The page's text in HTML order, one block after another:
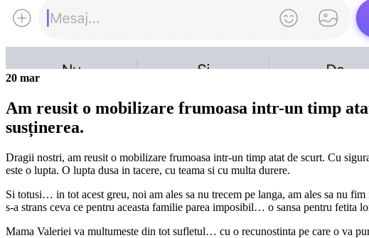
20 mar
Am reusit o mobilizare frumoasa intr-un timp
susținerea.
Dragii nostri, am reusit o mobilizare frumoasa intr-un timp atat de scurt. Cu
este o lupta. O lupta dusa in tacere, cu teama si cu multa durere.
Si totusi… in tot acest greu, noi am ales sa nu trecem pe langa, am ales sa nu
s-a strans ceva ce pentru aceasta familie parea imposibil… o sansa pentru fetita
Mama Valeriei va multumeste din tot sufletul… cu o recunostinta pe care o va